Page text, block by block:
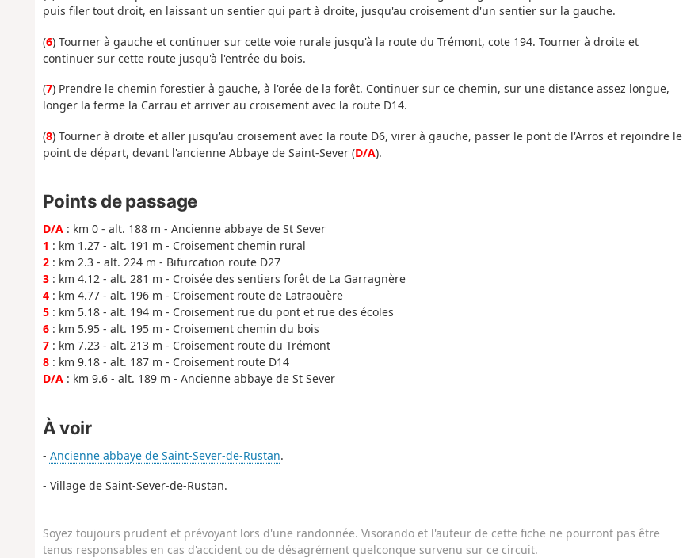
puis filer tout droit, en laissant un sentier qui part à droite, jusqu'au croisement d'un sentier sur la gauche.
(6) Tourner à gauche et continuer sur cette voie rurale jusqu'à la route du Trémont, cote 194. Tourner à droite et
continuer sur cette route jusqu'à l'entrée du bois.
(7) Prendre le chemin forestier à gauche, à l'orée de la forêt. Continuer sur ce chemin, sur une distance assez longue,
longer la ferme la Carrau et arriver au croisement avec la route D14.
(8) Tourner à droite et aller jusqu'au croisement avec la route D6, virer à gauche, passer le pont de l'Arros et rejoindre le
point de départ, devant l'ancienne Abbaye de Saint-Sever (D/A).
Points de passage
D/A: km 0 - alt. 188 m - Ancienne abbaye de St Sever
1 : km 1.27 - alt. 191 m - Croisement chemin rural
2: km 2.3 - alt. 224 m - Bifurcation route D27
3: km 4.12 - alt. 281 m - Croisée des sentiers forêt de La Garragnère
4: km 4.77 - alt. 196 m - Croisement route de Latraouère
5: km 5.18 - alt. 194 m - Croisement rue du pont et rue des écoles
6: km 5.95 - alt. 195 m - Croisement chemin du bois
7: km 7.23 - alt. 213 m - Croisement route du Trémont
8: km 9.18 - alt. 187 m - Croisement route D14
D/A: km 9.6 - alt. 189 m - Ancienne abbaye de St Sever
À voir
- Ancienne abbaye de Saint-Sever-de-Rustan.
- Village de Saint-Sever-de-Rustan.
Soyez toujours prudent et prévoyant lors d'une randonnée. Visorando et l'auteur de cette fiche ne pourront pas être
tenus responsables en cas d'accident ou de désagrément quelconque survenu sur ce circuit.